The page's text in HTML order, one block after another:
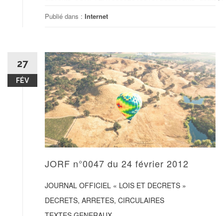
Publié dans : Internet
27
FÉV
JORF n°0047 du 24 février 2012
JOURNAL OFFICIEL « LOIS ET DECRETS »
DECRETS, ARRETES, CIRCULAIRES